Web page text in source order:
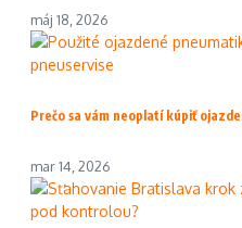
máj 18, 2026
Prečo sa vám neoplatí kúpiť
mar 14, 2026